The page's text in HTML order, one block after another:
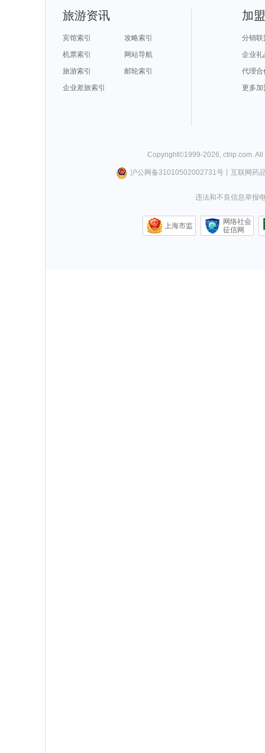
旅游资讯
宾馆索引
攻略索引
机票索引
网站导航
旅游索引
邮轮索引
企业差旅索引
加
分销联
企业礼
代理合
更多加
Copyright©1999-2026 ctrip.com .
沪公网备31010502002731号丨 互联网药
违法和不良信息举报
上海市监
网络社会
征信网